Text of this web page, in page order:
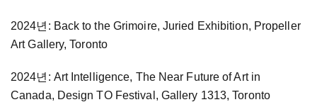
2024년: Back to the Grimoire, Juried Exhibition, Propeller
Art Gallery, Toronto
2024년: Art Intelligence, The Near Future of Art in
Canada, Design TO Festival, Gallery 1313, Toronto